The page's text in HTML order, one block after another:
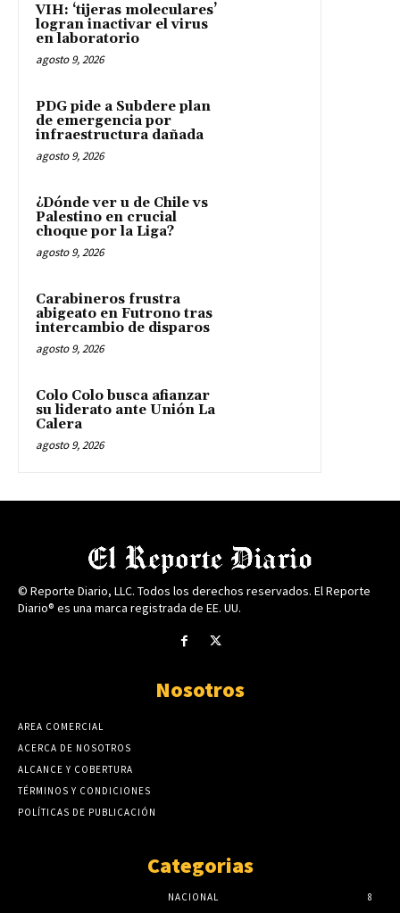
VIH: ‘tijeras moleculares’
logran inactivar el virus
en laboratorio
agosto 9, 2026
PDG pide a Subdere plan
de emergencia por
infraestructura dañada
agosto 9, 2026
¿Dónde ver u de Chile vs
Palestino en crucial
choque por la Liga?
agosto 9, 2026
Carabineros frustra
abigeato en Futrono tras
intercambio de disparos
agosto 9, 2026
Colo Colo busca afianzar
su liderato ante Unión La
Calera
agosto 9, 2026
© Reporte Diario, LLC. Todos los derechos reservados. El Reporte
Diario® es una marca registrada de EE. UU.
Nosotros
AREA COMERCIAL
ACERCA DE NOSOTROS
ALCANCE Y COBERTURA
TÉRMINOS Y CONDICIONES
POLÍTICAS DE PUBLICACIÓN
Categorias
NACIONAL
8